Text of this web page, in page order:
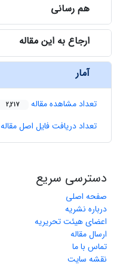
هم رسانی
ارجاع به این مقاله
آمار
تعداد مشاهده مقاله 2,217
تعداد دریافت فایل اصل مقاله
دسترسی سریع
صفحه اصلی
درباره نشریه
اعضای هیئت تحریریه
ارسال مقاله
تماس با ما
نقشه سایت